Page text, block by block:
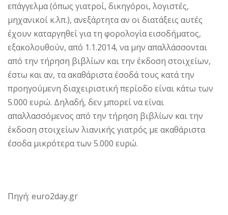
επάγγελμα (όπως γιατροί, δικηγόροι, λογιστές,
μηχανικοί κ.λπ.), ανεξάρτητα αν οι διατάξεις αυτές
έχουν καταργηθεί για τη φορολογία εισοδήματος,
εξακολουθούν, από 1.1.2014, να μην απαλλάσσονται
από την τήρηση βιβλίων και την έκδοση στοιχείων,
έστω και αν, τα ακαθάριστα έσοδά τους κατά την
προηγούμενη διαχειριστική περίοδο είναι κάτω των
5.000 ευρώ. Δηλαδή, δεν μπορεί να είναι
απαλλασσόμενος από την τήρηση βιβλίων και την
έκδοση στοιχείων λιανικής γιατρός με ακαθάριστα
έσοδα μικρότερα των 5.000 ευρώ.
Πηγή: euro2day.gr